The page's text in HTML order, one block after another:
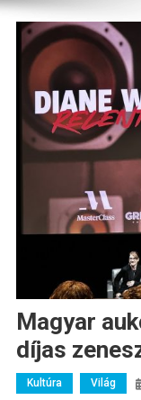
Magyar
díjas
Kultúra Világ